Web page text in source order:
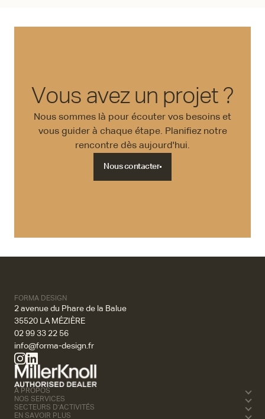
Vous avez un projet ?
Nous sommes là pour écouter vos besoins et
vous guider à chaque étape. Planifiez notre
rencontre dès aujourd'hui.
Nous contacter
Nous contacter
FORMA DESIGN
2 avenue du Phare de la Balue
35520 LA MÉZIÈRE
02 99 33 22 56
info@forma-design.fr
À PROPOS
NOS SERVICES
SECTEURS D'ACTIVITÉS
EN SAVOIR PLUS